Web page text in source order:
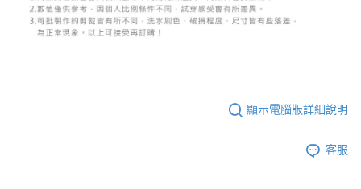
顯示電腦版詳細說明
客服